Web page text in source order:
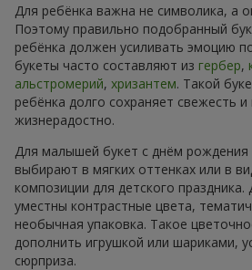
Для ребёнка важна не символика, а
Поэтому правильно подобранный
ребёнка должен усиливать эмоцию
букеты часто составляют из гербер,
альстромерий, хризантем. Такой
ребёнка долго сохраняет свежесть и
жизнерадостно.
Для малышей букет с днём
выбирают в мягких оттенках или в
композиции для детского
уместны контрастные цвета,
необычная упаковка. Такое
дополнить игрушкой или шариками,
сюрприза.